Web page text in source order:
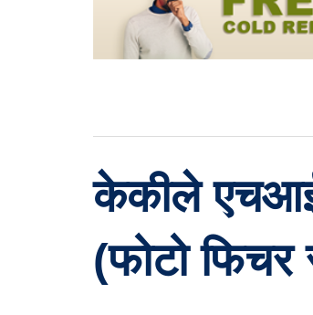
केकीले
(फोटो फिचर